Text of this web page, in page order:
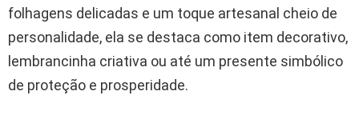
folhagens delicadas e um toque artesanal cheio de
personalidade, ela se destaca como item decorativo,
lembrancinha criativa ou até um presente simbólico
de proteção e prosperidade.